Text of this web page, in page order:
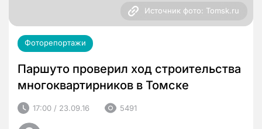
Источник фото: Tomsk.ru
Фоторепортажи
Паршуто проверил ход строительства
многоквартирников в Томске
17:00 / 23.09.16 5491